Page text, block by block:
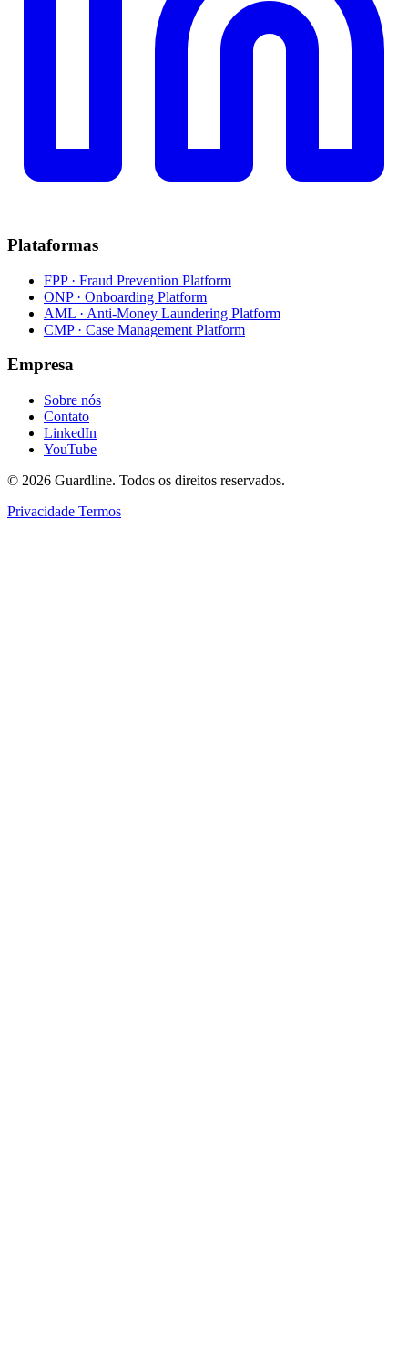
Plataformas
FPP · Fraud Prevention Platform
ONP · Onboarding Platform
AML · Anti-Money Laundering Platform
CMP · Case Management Platform
Empresa
Sobre nós
Contato
LinkedIn
YouTube
© 2026 Guardline. Todos os direitos reservados.
Privacidade Termos